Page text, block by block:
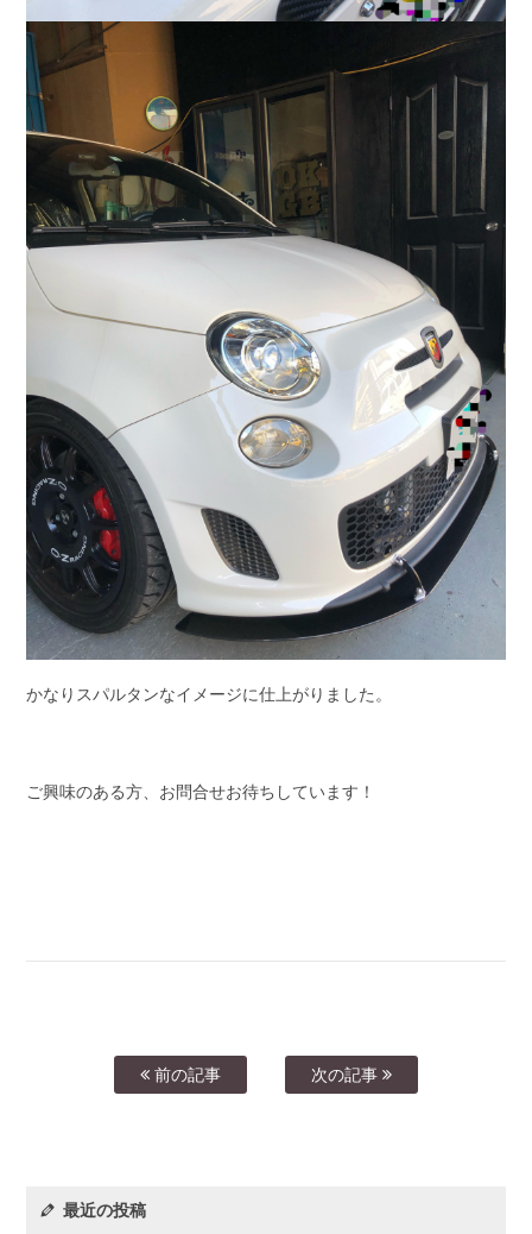
かなりスパルタンなイメージに仕上がりました。
ご興味のある方、お問合せお待ちしています！
前の記事 次の記事
最近の投稿